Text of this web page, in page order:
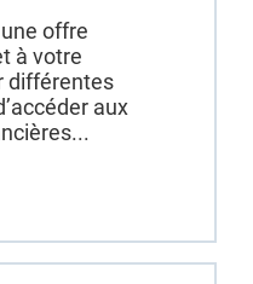
offre
à votre
différentes
aux